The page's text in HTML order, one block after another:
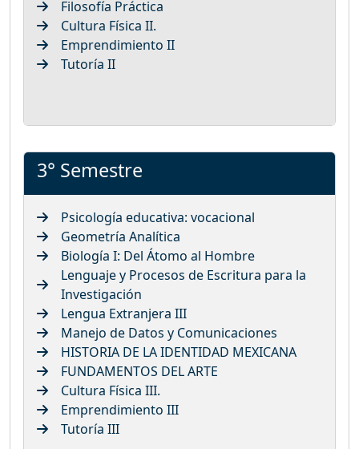
Filosofía Práctica
Cultura Física II.
Emprendimiento II
Tutoría II
3° Semestre
Psicología educativa: vocacional
Geometría Analítica
Biología I: Del Átomo al Hombre
Lenguaje y Procesos de Escritura para la
Investigación
Lengua Extranjera III
Manejo de Datos y Comunicaciones
HISTORIA DE LA IDENTIDAD MEXICANA
FUNDAMENTOS DEL ARTE
Cultura Física III.
Emprendimiento III
Tutoría III